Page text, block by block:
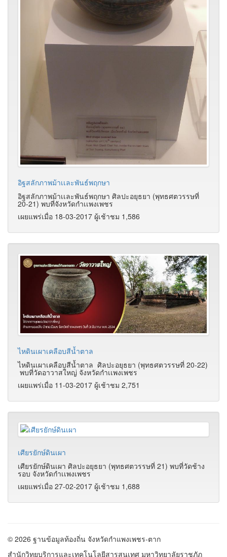
อิฐสลักภาพม้าเเละพันธ์พฤกษา
อิฐสลักภาพม้าเเละพันธ์พฤกษา ศิลปะอยุธยา (พุทธศตวรรษที่
20-21) พบที่จังหวัดกำเเพงเพชร
เผยแพร่เมื่อ 18-03-2017 ผู้เช้าชม 1,586
ไหดินเผาเคลือบสีน้ำตาล
ไหดินเผาเคลือบสีน้ำตาล ศิลปะอยุธยา (พุทธศตวรรษที่ 20-22)
พบที่วัดอาวาสใหญ่ จังหวัดกำเเพงเพชร
เผยแพร่เมื่อ 11-03-2017 ผู้เช้าชม 2,751
เศียรยักษ์ดินเผา
เศียรยักษ์ดินเผา ศิลปะอยุธยา (พุทธศตวรรษที่ 21) พบที่วัดช้าง
รอบ จังหวัดกำเเพงเพชร
เผยแพร่เมื่อ 27-02-2017 ผู้เช้าชม 1,688
© 2026 ฐานข้อมูลท้องถิ่น จังหวัดกำแพงเพชร-ตาก
สำนักวิทยบริการและเทคโนโลยีสารสนเทศ มหาวิทยาลัยราชภัฏ